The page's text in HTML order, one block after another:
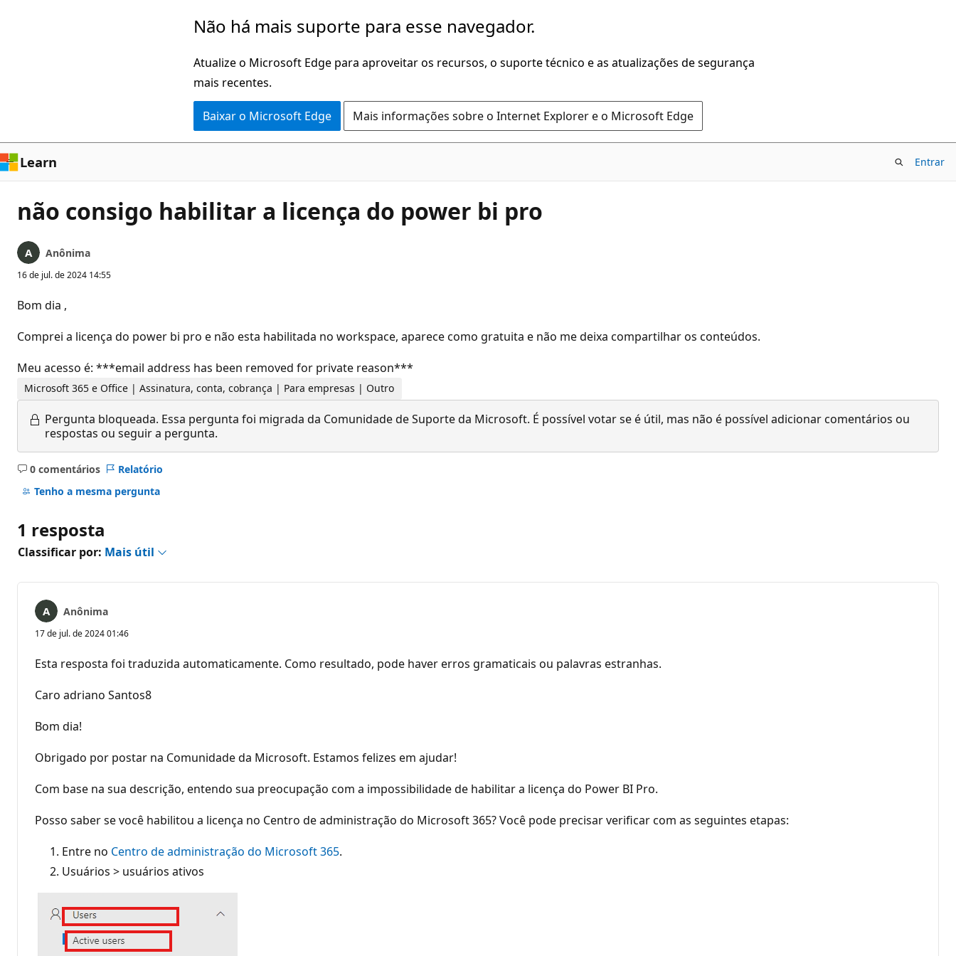
Não há mais suporte para esse navegador.
Atualize o Microsoft Edge para aproveitar os recursos, o suporte técnico e as atualizações de segurança
mais recentes.
Baixar o Microsoft Edge Mais informações sobre o Internet Explorer e o Microsoft Edge
Learn Entrar
não consigo habilitar a licença do power bi pro
Anônima
16 de jul. de 2024 14:55
Bom dia ,
Comprei a licença do power bi pro e não esta habilitada no workspace, aparece como gratuita e não me deixa compartilhar os conteúdos.
Meu acesso é: ***email address has been removed for private reason***
Microsoft 365 e Office | Assinatura, conta, cobrança | Para empresas | Outro
Pergunta bloqueada. Essa pergunta foi migrada da Comunidade de Suporte da Microsoft. É possível votar se é útil, mas não é possível adicionar comentários ou
respostas ou seguir a pergunta.
0 comentários
Sem
comentários
Relatório
Tenho a mesma pergunta
1 resposta
Classificar por: Mais útil
Anônima
17 de jul. de 2024 01:46
Esta resposta foi traduzida automaticamente. Como resultado, pode haver erros gramaticais ou palavras estranhas.
Caro adriano Santos8
Bom dia!
Obrigado por postar na Comunidade da Microsoft. Estamos felizes em ajudar!
Com base na sua descrição, entendo sua preocupação com a impossibilidade de habilitar a licença do Power BI Pro.
Posso saber se você habilitou a licença no Centro de administração do Microsoft 365? Você pode precisar verificar com as seguintes etapas:
Entre no Centro de administração do Microsoft 365.
Usuários > usuários ativos